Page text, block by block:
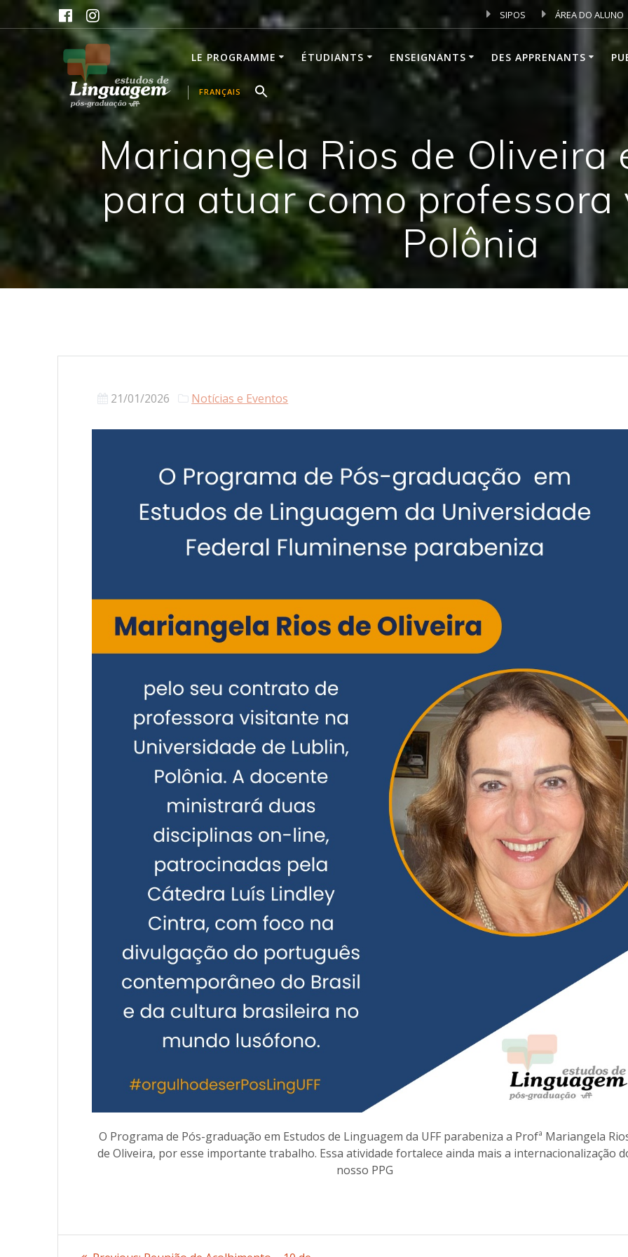
to
SIPOS ÁREA DO ALUNO
LE PROGRAMME ÉTUDIANTS ENSEIGNANTS DES APPRENANTS
FRANÇAIS
Mariangela Rios de Oliveira
para atuar como
Polônia
21/01/2026 Notícias e Eventos
O Programa de Pós-graduação em Estudos de Linguagem da UFF parabeniza a Profª Mariangela
de Oliveira, por esse importante trabalho. Essa atividade fortalece ainda mais a internacionalização
nosso PPG